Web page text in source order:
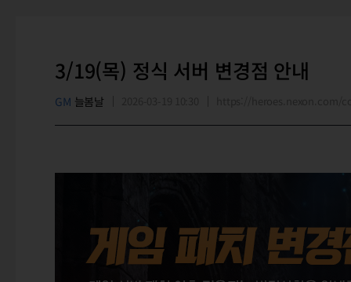
3/19(목) 정식 서버 변경점 안내
GM 늘봄날